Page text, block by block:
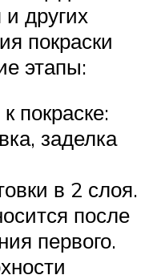
и других
покраски
этапы:
покраске:
заделка
в 2 слоя.
после
первого.